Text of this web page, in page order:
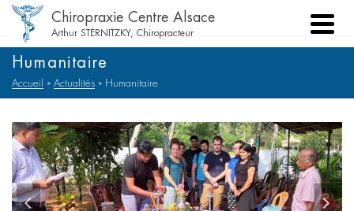
Chiropraxie Centre Alsace
Arthur STERNITZKY, Chiropracteur
Humanitaire
Accueil » Actualités » Humanitaire